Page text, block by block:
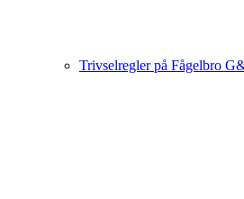
Trivselregler på Fågelbro